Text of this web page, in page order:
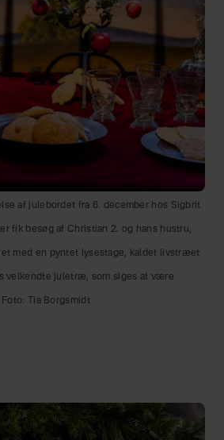
af julebordet fra 6. december hos Sigbrit
fik besøg af Christian 2. og hans hustru,
med en pyntet lysestage, kaldet livstræet
velkendte juletræ, som siges at være
Foto: Tia Borgsmidt